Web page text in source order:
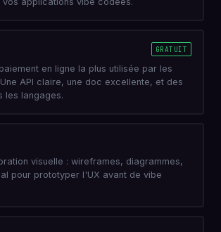
GRATUIT
en ligne la plus utilisée par les
API claire, une doc excellente, et des
les langages.
visuelle : wireframes, diagrammes,
pour prototyper l'UX avant de vibe